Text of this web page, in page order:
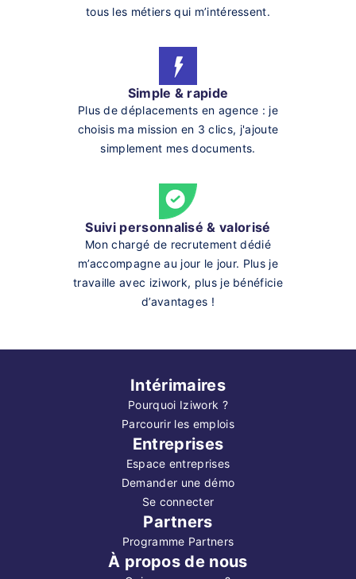
tous les métiers qui m’intéressent.
Simple & rapide
Plus de déplacements en agence : je
choisis ma mission en 3 clics, j'ajoute
simplement mes documents.
Suivi personnalisé & valorisé
Mon chargé de recrutement dédié
m’accompagne au jour le jour. Plus je
travaille avec iziwork, plus je bénéficie
d’avantages !
Intérimaires
Pourquoi Iziwork ?
Parcourir les emplois
Entreprises
Espace entreprises
Demander une démo
Se connecter
Partners
Programme Partners
À propos de nous